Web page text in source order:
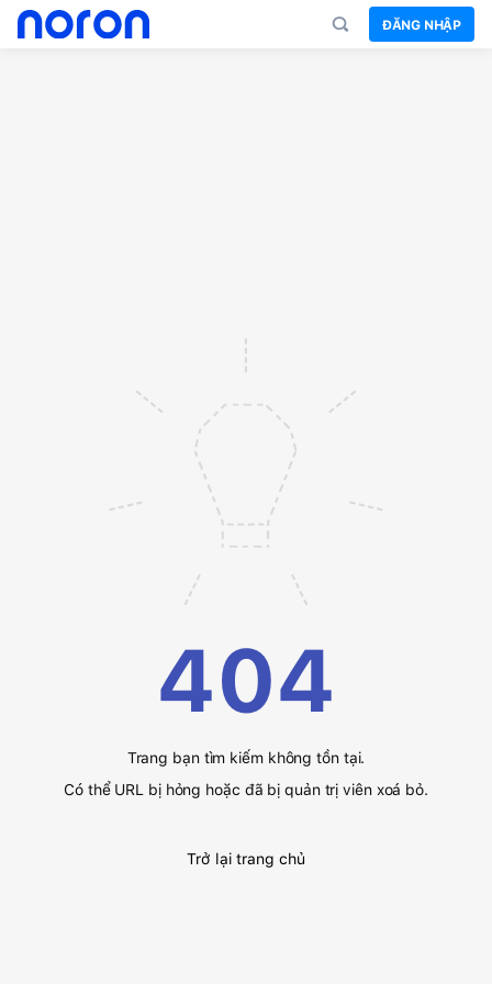
ĐĂNG NHẬP
404
Trang bạn tìm kiếm không tồn tại.
Có thể URL bị hỏng hoặc đã bị quản trị viên xoá bỏ.
Trở lại trang chủ